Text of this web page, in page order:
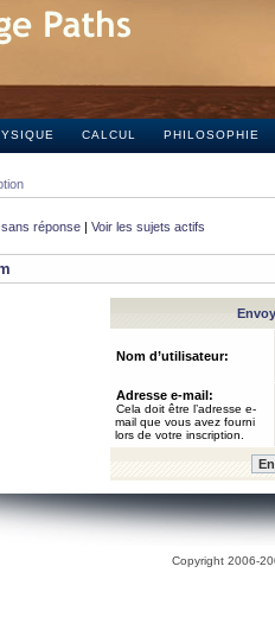
CALCUL PHILOSOPHIE
réponse | Voir les sujets actifs
Nom d’utilisateur:
Adresse e-mail:
Cela doit être l’adresse e-
mail que vous avez fourni
lors de votre inscription.
Copyright 2006-